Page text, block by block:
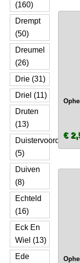
(160)
Drempt
(50)
Dreumel
(26)
Drie (31)
Driel (11)
Druten
(13)
Duistervoorde
(5)
Duiven
(8)
Echteld
(16)
Eck En
Wiel (13)
Ede
€